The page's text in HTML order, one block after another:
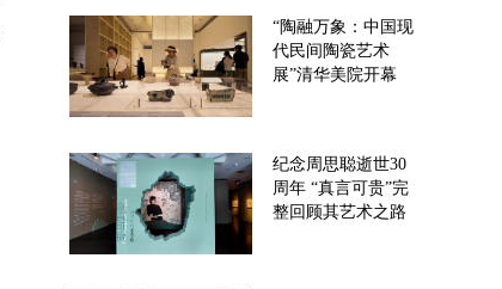
“陶融万象：中国现
代民间陶瓷艺术
展”清华美院开幕
纪念周思聪逝世30
周年 “真言可贵”完
整回顾其艺术之路